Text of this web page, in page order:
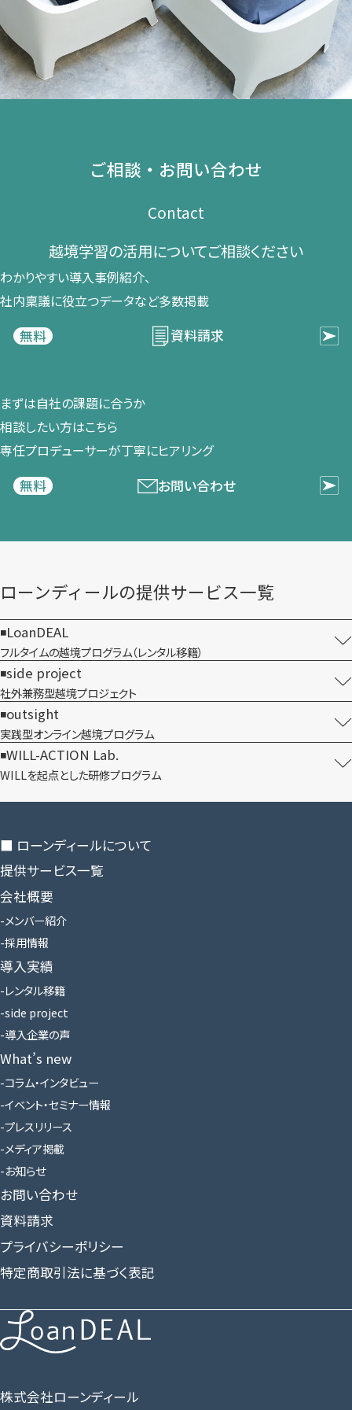
ご相談・お問い合わせ
Contact
越境学習の​活用に​ついて​ご相談ください​
わかりやすい導入事例紹介、​
社内稟議に​役立つデータなど​多数掲載
無料
資料請求
まずは​自社の​課題に​合うか​
相談したい方は​こちら
専任プロデューサーが​丁寧に​ヒアリング
無料
お問い合わせ
ローンディールの​提供サービス一覧
LoanDEAL
フルタイムの越境プログラム​（レンタル移籍）
side project
社外兼務型​越境プロジェクト
outsight
実践型オンライン​越境プログラム
WILL-ACTION Lab.
WILLを​起点とした​研修プログラム
株式会社ローンディール
■ ローンディールに​ついて
提供サービス一覧
会社概要
メンバー紹介
採用情報
導入実績
レンタル移籍
side project
導入企業の声
What’s new
コラム・インタビュー
イベント・セミナー情報
プレスリリース
メディア掲載
お知らせ
お問い合わせ
資料請求
プライバシーポリシー
特定商取引法に基づく表記